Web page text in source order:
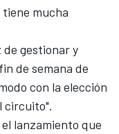
mucha
de gestionar y
de semana de
con la elección
circuito".
lanzamiento que